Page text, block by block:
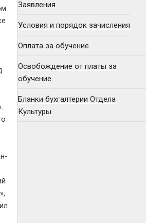
Заявления
Условия и порядок зачисления
Оплата за обучение
Освобождение от платы за
обучение
Бланки бухгалтерии Отдела
Культуры